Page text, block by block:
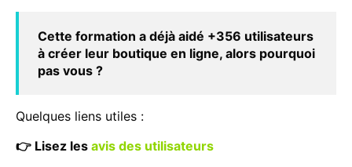
Cette formation a déjà aidé +356 utilisateurs
à créer leur boutique en ligne, alors pourquoi
pas vous ?
Quelques liens utiles :
👉 Lisez les avis des utilisateurs